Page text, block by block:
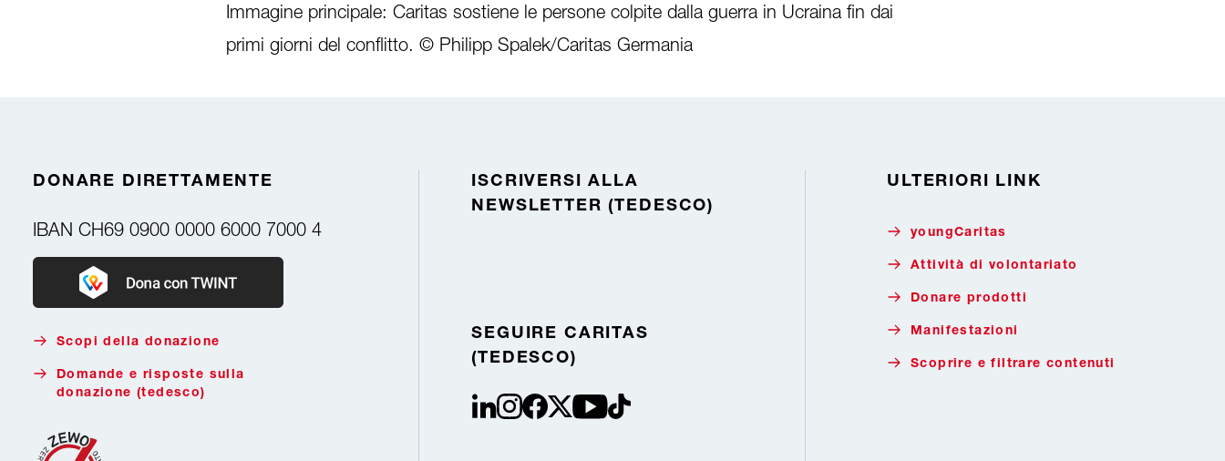
Immagine principale: Caritas sostiene le persone colpite dalla guerra in Ucraina fin dai
primi giorni del conflitto. © Philipp Spalek/Caritas Germania
DONARE DIRETTAMENTE
IBAN CH69 0900 0000 6000 7000 4
Donate with Twint
Scopi della donazione
Domande e risposte sulla
donazione (tedesco)
ISCRIVERSI ALLA
NEWSLETTER (TEDESCO)
SEGUIRE CARITAS
(TEDESCO)
linkedininstagram
facebookTwitter / X
youtube
tiktok
ULTERIORI LINK
youngCaritas
Attività di volontariato
Donare prodotti
Manifestazioni
Scoprire e filtrare contenuti